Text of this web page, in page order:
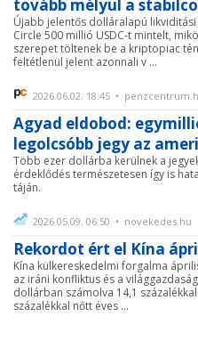
tovább mélyül a
Újabb jelentős dolláralapú
Circle 500 millió USDC-t mintelt,
szerepet töltenek be a kriptopiac
feltétlenül jelent azonnali v ...
2026.06.02. 18:45 •
Agyad eldobod:
legolcsóbb jegy az
Több ezer dollárba kerülnek a
érdeklődés természetesen így is
táján.
2026.05.09. 06:50 • novekedes.hu
Rekordot ért el Kína
Kína külkereskedelmi forgalma
az iráni konfliktus és a
dollárban számolva 14,1
százalékkal nőtt éves ...